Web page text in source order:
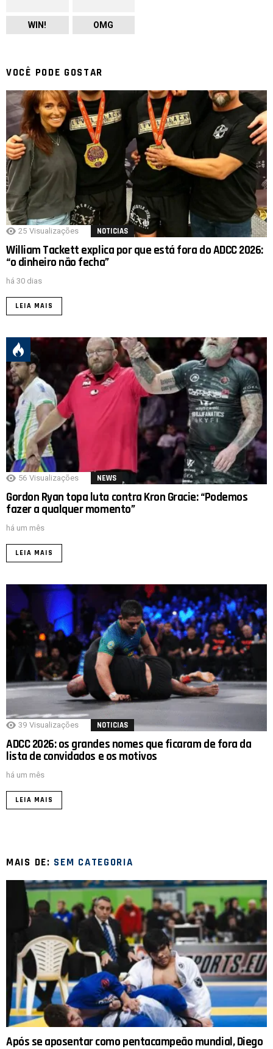
WIN! OMG
VOCÊ PODE GOSTAR
25 Visualizações NOTICIAS
William Tackett explica por que está fora do ADCC 2026:
“o dinheiro não fecha”
há 30 dias
LEIA MAIS
56 Visualizações NEWS
Gordon Ryan topa luta contra Kron Gracie: “Podemos
fazer a qualquer momento”
há um mês
LEIA MAIS
39 Visualizações NOTICIAS
ADCC 2026: os grandes nomes que ficaram de fora da
lista de convidados e os motivos
há um mês
LEIA MAIS
MAIS DE: SEM CATEGORIA
Após se aposentar como pentacampeão mundial, Diego